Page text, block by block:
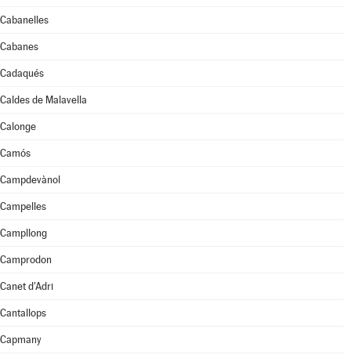
Cabanelles
Cabanes
Cadaqués
Caldes de Malavella
Calonge
Camós
Campdevànol
Campelles
Campllong
Camprodon
Canet d'Adri
Cantallops
Capmany